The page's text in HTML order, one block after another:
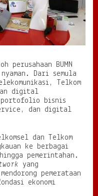
perusahaan BUMN
Dari semula
Telkom
digital
portofolio bisnis
dan digital
dan Telkom
ke berbagai
pemerintahan.
yang
pemerataan
ekonomi